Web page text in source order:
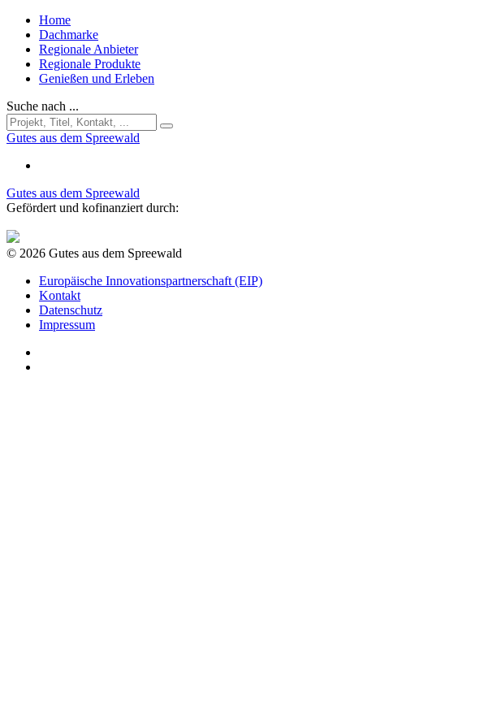
Home
Dachmarke
Regionale Anbieter
Regionale Produkte
Genießen und Erleben
Suche nach ...
Gutes aus dem Spreewald
Gutes aus dem Spreewald
Gefördert und kofinanziert durch:
© 2026 Gutes aus dem Spreewald
Europäische Innovationspartnerschaft (EIP)
Kontakt
Datenschutz
Impressum